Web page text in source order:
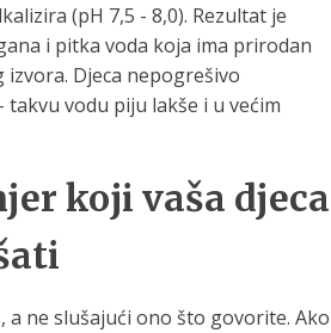
(pH 7,5 - 8,0). Rezultat je
i pitka voda koja ima prirodan
Djeca nepogrešivo
vodu piju lakše i u većim
koji vaša djeca
a ne slušajući ono što govorite. Ako